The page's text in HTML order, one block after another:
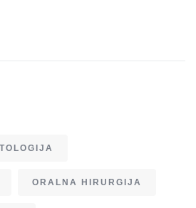
ORALNA HIRURGIJA